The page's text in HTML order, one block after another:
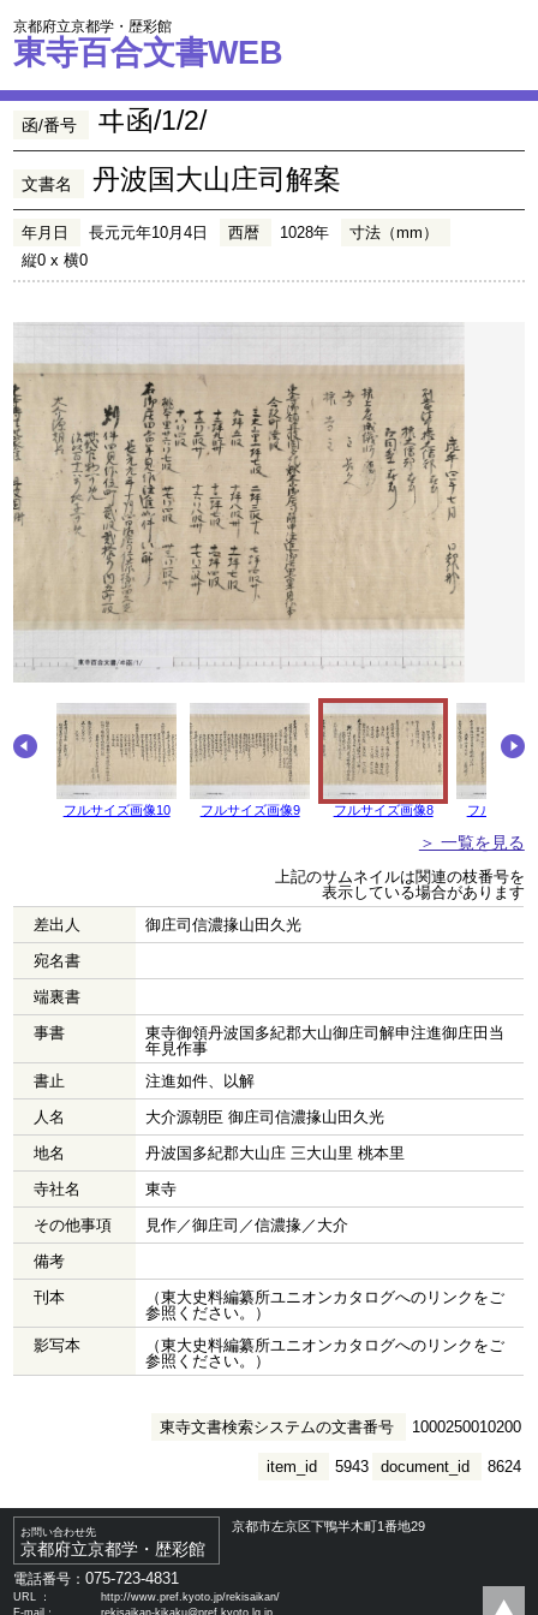
京都府立京都学・歴彩館
東寺百合文書WEB
函/番号 ヰ函/1/2/
文書名 丹波国大山庄司解案
年月日 長元元年10月4日 西暦 1028年
寸法（mm）
縦0 x 横0
フルサイズ画像10 フルサイズ画像9 フルサイズ画像8 フルサイズ
＞ 一覧を見る
上記のサムネイルは関連の枝番号を
表示している場合があります
差出人
御庄司信濃掾山田久光
宛名書
端裏書
事書
東寺御領丹波国多紀郡大山御庄司解申注進御庄田当
年見作事
書止
注進如件、以解
人名
大介源朝臣 御庄司信濃掾山田久光
地名
丹波国多紀郡大山庄 三大山里 桃本里
寺社名
東寺
その他事項
見作／御庄司／信濃掾／大介
備考
刊本
（東大史料編纂所ユニオンカタログへのリンクをご
参照ください。）
影写本
（東大史料編纂所ユニオンカタログへのリンクをご
参照ください。）
東寺文書検索システムの文書番号 1000250010200
document_id 8624
item_id 5943
お問い合わせ先
京都府立京都学・歴彩館
京都市左京区下鴨半木町1番地29
電話番号：075-723-4831
URL ：
http://www.pref.kyoto.jp/rekisaikan/
E-mail：
rekisaikan-kikaku@pref.kyoto.lg.jp